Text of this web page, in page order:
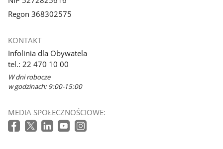
Regon 368302575
KONTAKT
Infolinia dla Obywatela
tel.: 22 470 10 00
W dni robocze
w godzinach: 9:00-15:00
MEDIA SPOŁECZNOŚCIOWE: